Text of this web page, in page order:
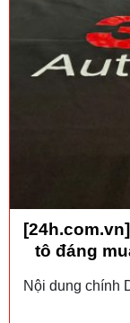
tô đáng
Nội dung chính